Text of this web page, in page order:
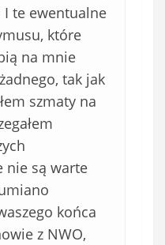
te ewentualne
które
na mnie
tak jak
szmaty na
nie są warte
końca
z NWO,